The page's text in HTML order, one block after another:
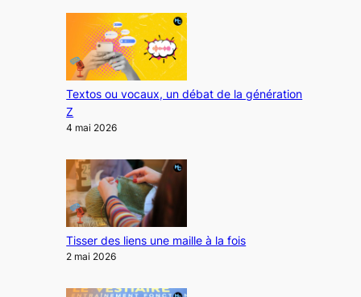
Textos ou vocaux, un débat de la génération
Z
4 mai 2026
Tisser des liens une maille à la fois
2 mai 2026